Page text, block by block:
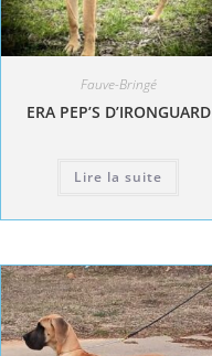
Fauve-Bringé
ERA PEP’S D’IRONGUARD
Lire la suite